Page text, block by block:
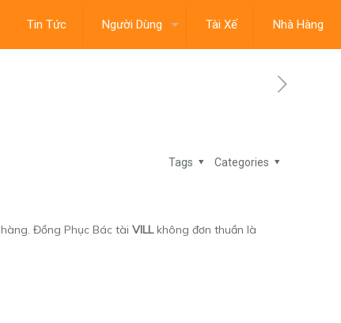
Tin Tức Người Dùng Tài Xế Nhà Hàng
Categories
Tags
hàng. Đồng Phục Bác tàiVILLkhông đơn thuần là